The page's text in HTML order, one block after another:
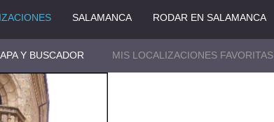
SALAMANCA RODAR EN SALAMANCA
Y BUSCADOR MIS LOCALIZACIONES FAVORITAS